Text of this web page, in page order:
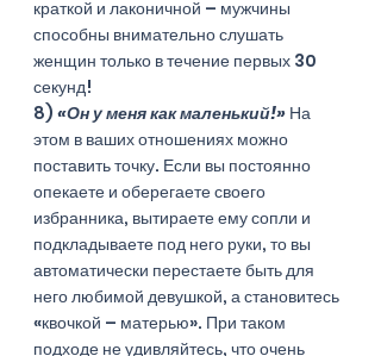
краткой и лаконичной – мужчины
способны внимательно слушать
женщин только в течение первых 30
секунд!
8) «Он у меня как маленький!» На
этом в ваших отношениях можно
поставить точку. Если вы постоянно
опекаете и оберегаете своего
избранника, вытираете ему сопли и
подкладываете под него руки, то вы
автоматически перестаете быть для
него любимой девушкой, а становитесь
«квочкой – матерью». При таком
подходе не удивляйтесь, что очень